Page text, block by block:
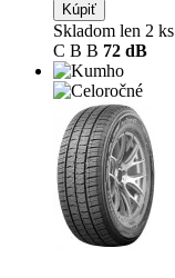
Kúpiť
Skladom len 2 ks
C B B 72 dB